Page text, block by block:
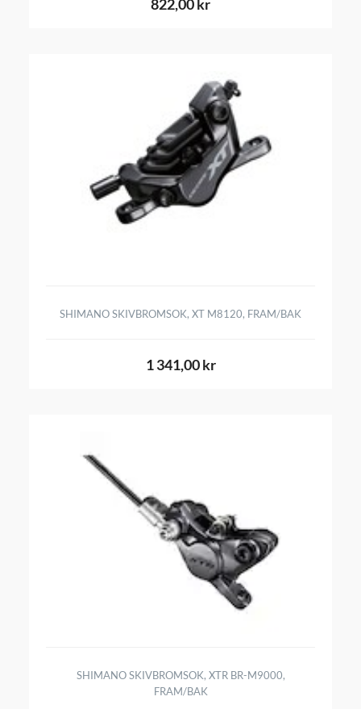
822,00 kr
SHIMANO SKIVBROMSOK, XT M8120, FRAM/BAK
1 341,00 kr
SHIMANO SKIVBROMSOK, XTR BR-M9000,
FRAM/BAK